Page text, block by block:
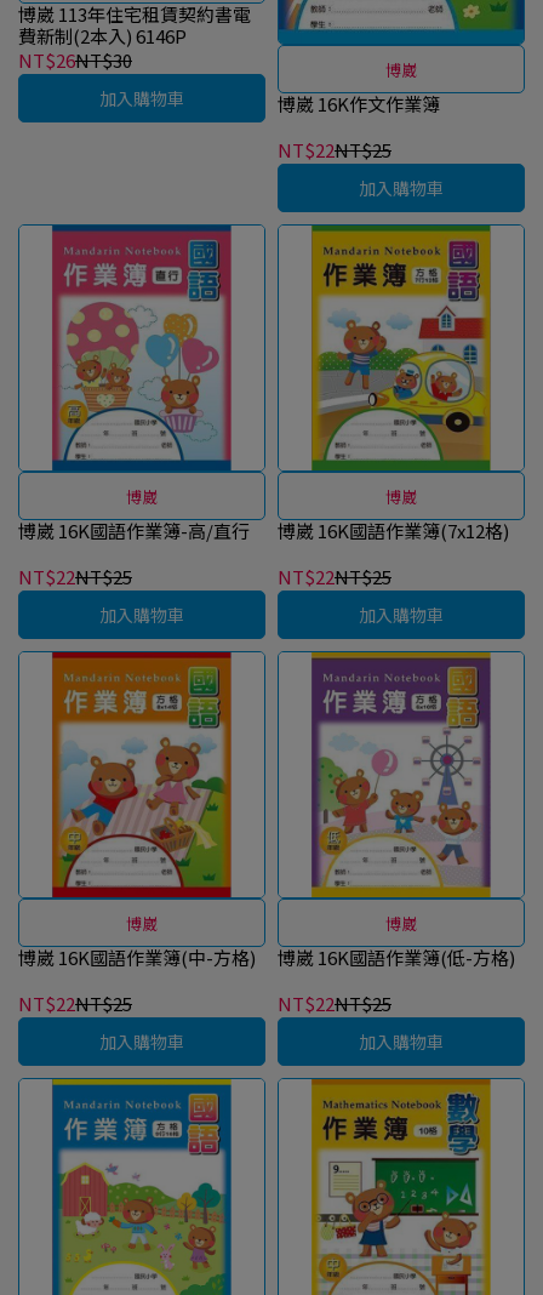
博崴 113年住宅租賃契約書電
費新制(2本入) 6146P
NT$26NT$30
加入購物車
博崴
博崴 16K作文作業簿
NT$22NT$25
加入購物車
博崴
博崴 16K國語作業簿-高/直行
NT$22NT$25
加入購物車
博崴
博崴 16K國語作業簿(7x12格)
NT$22NT$25
加入購物車
博崴
博崴 16K國語作業簿(中-方格)
NT$22NT$25
加入購物車
博崴
博崴 16K國語作業簿(低-方格)
NT$22NT$25
加入購物車